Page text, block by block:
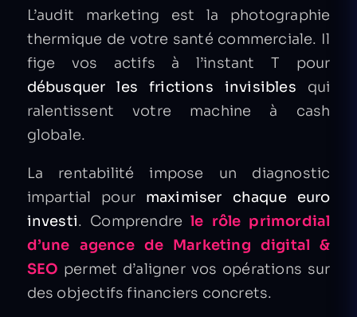
L’audit marketing est la photographie
thermique de votre santé commerciale. Il
fige vos actifs à l’instant T pour
débusquer les frictions invisibles qui
ralentissent votre machine à cash
globale.
La rentabilité impose un diagnostic
impartial pour maximiser chaque euro
investi. Comprendrele rôle primordial
d’une agence de Marketing digital &
SEO permet d’aligner vos opérations sur
des objectifs financiers concrets.